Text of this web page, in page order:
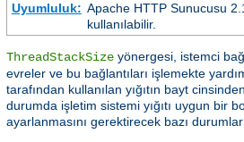
Uyumluluk: Apache HTTP Sunucusu
kullanılabilir.
ThreadStackSize yönergesi, istemci
evreler ve bu bağlantıları işlemekte
tarafından kullanılan yığıtın bayt
durumda işletim sistemi yığıtı uygun bir
ayarlanmasını gerektirecek bazı